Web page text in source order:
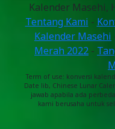
Kalender Masehi,
Tentang Kami -
Kalender Masehi
Merah 2022 -
Term of use: konversi
Date lib, Chinese Lunar
jawab apabila ada
kami berusaha untuk